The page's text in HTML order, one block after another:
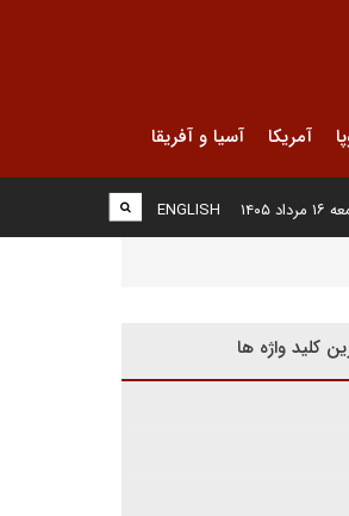
آمریکا آسیا و آفریقا
ENGLISH ۱۴۰۵
کلید واژه ها